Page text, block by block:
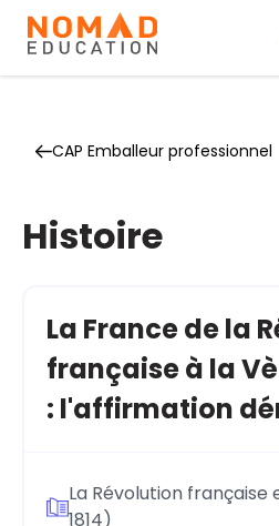
CAP Emballeur professionnel
Histoire
La France de la
française à la
: l'affirmation
La Révolution française
1814)